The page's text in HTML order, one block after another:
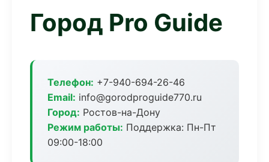
Город Pro Guide
Телефон: +7-940-694-26-46
Email: info@gorodproguide770.ru
Город: Ростов-на-Дону
Режим работы: Поддержка: Пн-Пт
09:00-18:00